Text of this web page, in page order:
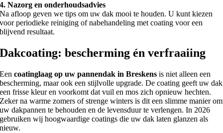
4. Nazorg en onderhoudsadvies
Na afloop geven we tips om uw dak mooi te houden. U kunt kiezen
voor periodieke reiniging of nabehandeling met coating voor een
blijvend resultaat.
Dakcoating: bescherming én verfraaiing
Eencoatinglaag op uw pannendak in Breskens is niet alleen een
bescherming, maar ook een stijlvolle upgrade. De coating geeft uw dak
een frisse kleur en voorkomt dat vuil en mos zich opnieuw hechten.
Zeker na warme zomers of strenge winters is dit een slimme manier om
uw dakpannen te behouden en de levensduur te verlengen. In 2026
gebruiken wij hoogwaardige coatings die uw dak laten glanzen als
nieuw.